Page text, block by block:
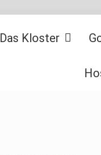
Das Kloster